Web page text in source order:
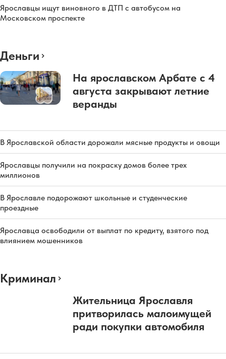
Ярославцы ищут виновного в ДТП с автобусом на
Московском проспекте
Деньги
На ярославском Арбате с 4
августа закрывают летние
веранды
В Ярославской области дорожали мясные продукты и овощи
Ярославцы получили на покраску домов более трех
миллионов
В Ярославле подорожают школьные и студенческие
проездные
Ярославца освободили от выплат по кредиту, взятого под
влиянием мошенников
Криминал
Жительница Ярославля
притворилась малоимущей
ради покупки автомобиля